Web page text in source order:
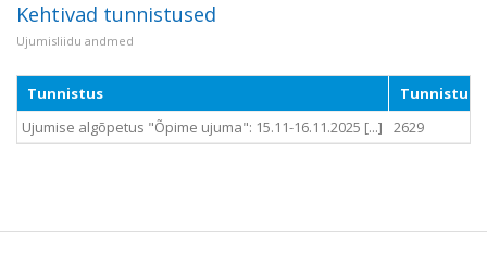
Kehtivad tunnistused
Ujumisliidu andmed
Tunnistus
Ujumise algõpetus "Õpime ujuma": 15.11-16.11.2025 [...]
2629